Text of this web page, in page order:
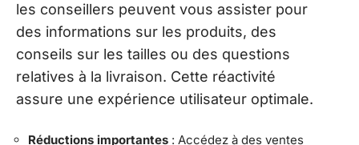
les conseillers peuvent vous assister pour
des informations sur les produits, des
conseils sur les tailles ou des questions
relatives à la livraison. Cette réactivité
assure une expérience utilisateur optimale.
Réductions importantes : Accédez à des ventes